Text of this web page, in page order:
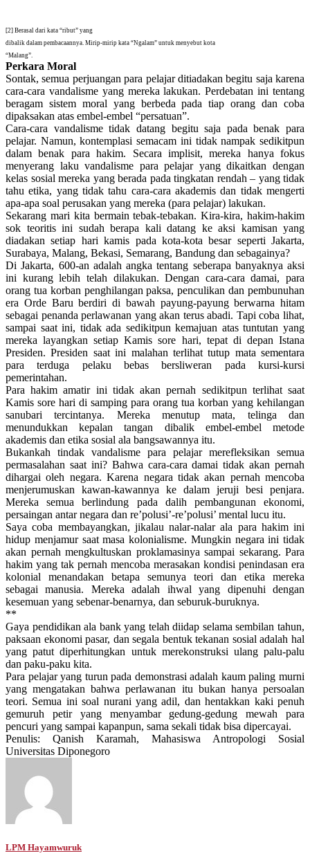
[2] Berasal dari kata “ribut” yang
dibalik dalam pembacaannya. Mirip-mirip kata “Ngalam” untuk menyebut kota
“Malang”.
Perkara Moral
Sontak, semua perjuangan para pelajar ditiadakan begitu saja karena
cara-cara vandalisme yang mereka lakukan. Perdebatan ini tentang
beragam sistem moral yang berbeda pada tiap orang dan coba
dipaksakan atas embel-embel “persatuan”.
Cara-cara vandalisme tidak datang begitu saja pada benak para
pelajar. Namun, kontemplasi semacam ini tidak nampak sedikitpun
dalam benak para hakim. Secara implisit, mereka hanya fokus
menyerang laku vandalisme para pelajar yang dikaitkan dengan
kelas sosial mereka yang berada pada tingkatan rendah – yang tidak
tahu etika, yang tidak tahu cara-cara akademis dan tidak mengerti
apa-apa soal perusakan yang mereka (para pelajar) lakukan.
Sekarang mari kita bermain tebak-tebakan. Kira-kira, hakim-hakim
sok teoritis ini sudah berapa kali datang ke aksi kamisan yang
diadakan setiap hari kamis pada kota-kota besar seperti Jakarta,
Surabaya, Malang, Bekasi, Semarang, Bandung dan sebagainya?
Di Jakarta, 600-an adalah angka tentang seberapa banyaknya aksi
ini kurang lebih telah dilakukan. Dengan cara-cara damai, para
orang tua korban penghilangan paksa, penculikan dan pembunuhan
era Orde Baru berdiri di bawah payung-payung berwarna hitam
sebagai penanda perlawanan yang akan terus abadi. Tapi coba lihat,
sampai saat ini, tidak ada sedikitpun kemajuan atas tuntutan yang
mereka layangkan setiap Kamis sore hari, tepat di depan Istana
Presiden. Presiden saat ini malahan terlihat tutup mata sementara
para terduga pelaku bebas bersliweran pada kursi-kursi
pemerintahan.
Para hakim amatir ini tidak akan pernah sedikitpun terlihat saat
Kamis sore hari di samping para orang tua korban yang kehilangan
sanubari tercintanya. Mereka menutup mata, telinga dan
menundukkan kepalan tangan dibalik embel-embel metode
akademis dan etika sosial ala bangsawannya itu.
Bukankah tindak vandalisme para pelajar merefleksikan semua
permasalahan saat ini? Bahwa cara-cara damai tidak akan pernah
dihargai oleh negara. Karena negara tidak akan pernah mencoba
menjerumuskan kawan-kawannya ke dalam jeruji besi penjara.
Mereka semua berlindung pada dalih pembangunan ekonomi,
persaingan antar negara dan re’polusi’-re’polusi’ mental lucu itu.
Saya coba membayangkan, jikalau nalar-nalar ala para hakim ini
hidup menjamur saat masa kolonialisme. Mungkin negara ini tidak
akan pernah mengkultuskan proklamasinya sampai sekarang. Para
hakim yang tak pernah mencoba merasakan kondisi penindasan era
kolonial menandakan betapa semunya teori dan etika mereka
sebagai manusia. Mereka adalah ihwal yang dipenuhi dengan
kesemuan yang sebenar-benarnya, dan seburuk-buruknya.
**
Gaya pendidikan ala bank yang telah diidap selama sembilan tahun,
paksaan ekonomi pasar, dan segala bentuk tekanan sosial adalah hal
yang patut diperhitungkan untuk merekonstruksi ulang palu-palu
dan paku-paku kita.
Para pelajar yang turun pada demonstrasi adalah kaum paling murni
yang mengatakan bahwa perlawanan itu bukan hanya persoalan
teori. Semua ini soal nurani yang adil, dan hentakkan kaki penuh
gemuruh petir yang menyambar gedung-gedung mewah para
pencuri yang sampai kapanpun, sama sekali tidak bisa dipercayai.
Penulis: Qanish Karamah, Mahasiswa Antropologi Sosial
Universitas Diponegoro
LPM Hayamwuruk